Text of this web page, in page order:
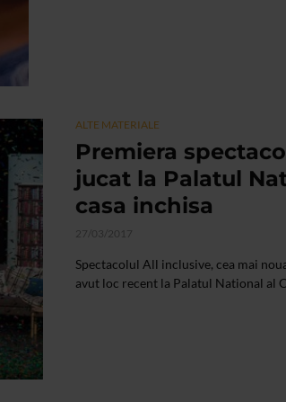
ALTE MATERIALE
Premiera
jucat la Palatul
casa inchisa
27/03/2017
Spectacolul All inclusive, cea mai
avut loc recent la Palatul National al